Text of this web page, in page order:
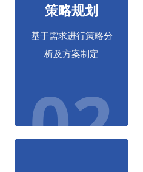
策略规划
基于需求进行策略分
析及方案制定
02